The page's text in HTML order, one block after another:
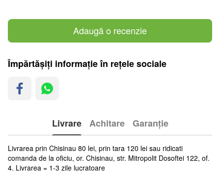
Adaugă o recenzie
Împărtășiți informație în rețele sociale
Livrare Achitare Garanție
Livrarea prin Chisinau 80 lei, prin tara 120 lei sau ridicati
comanda de la oficiu, or. Chisinau, str. Mitropolit Dosoftei 122, of.
4. Livrarea = 1-3 zile lucratoare